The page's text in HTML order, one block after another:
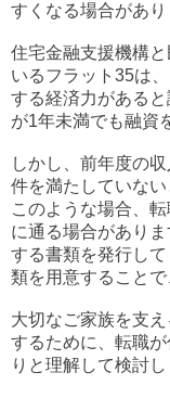
すくなる場合があり
住宅金融支援機構
いるフラット35は
する経済力がある
が1年未満でも融資
しかし、前年度の
件を満たしていない
このような場合、
に通る場合があり
する書類を発行し
類を用意することで
大切なご家族を支
するために、転職
りと理解して検討し